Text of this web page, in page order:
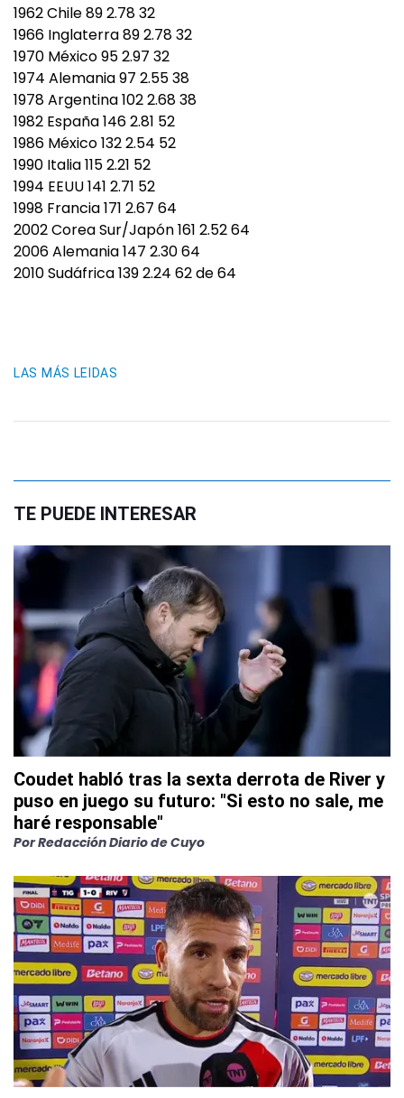
1962 Chile 89 2.78 32
1966 Inglaterra 89 2.78 32
1970 México 95 2.97 32
1974 Alemania 97 2.55 38
1978 Argentina 102 2.68 38
1982 España 146 2.81 52
1986 México 132 2.54 52
1990 Italia 115 2.21 52
1994 EEUU 141 2.71 52
1998 Francia 171 2.67 64
2002 Corea Sur/Japón 161 2.52 64
2006 Alemania 147 2.30 64
2010 Sudáfrica 139 2.24 62 de 64
LAS MÁS LEIDAS
TE PUEDE INTERESAR
Coudet habló tras la sexta derrota de River y
puso en juego su futuro: "Si esto no sale, me
haré responsable"
PorRedacción Diario de Cuyo